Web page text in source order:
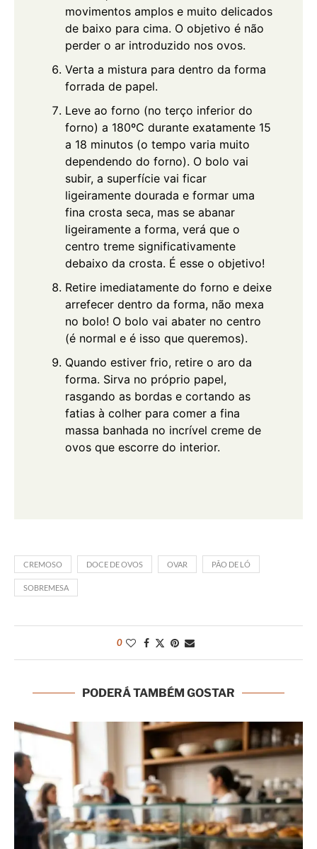
movimentos amplos e muito delicados
de baixo para cima. O objetivo é não
perder o ar introduzido nos ovos.
Verta a mistura para dentro da forma
forrada de papel.
Leve ao forno (no terço inferior do
forno) a 180ºC durante exatamente 15
a 18 minutos (o tempo varia muito
dependendo do forno). O bolo vai
subir, a superfície vai ficar
ligeiramente dourada e formar uma
fina crosta seca, mas se abanar
ligeiramente a forma, verá que o
centro treme significativamente
debaixo da crosta. É esse o objetivo!
Retire imediatamente do forno e deixe
arrefecer dentro da forma, não mexa
no bolo! O bolo vai abater no centro
(é normal e é isso que queremos).
Quando estiver frio, retire o aro da
forma. Sirva no próprio papel,
rasgando as bordas e cortando as
fatias à colher para comer a fina
massa banhada no incrível creme de
ovos que escorre do interior.
CREMOSO DOCE DE OVOS OVAR PÃO DE LÓ
SOBREMESA
0
PODERÁ TAMBÉM GOSTAR